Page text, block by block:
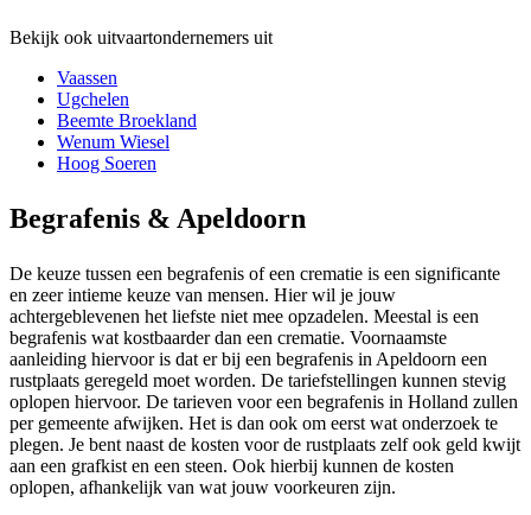
Bekijk ook uitvaartondernemers uit
Vaassen
Ugchelen
Beemte Broekland
Wenum Wiesel
Hoog Soeren
Begrafenis & Apeldoorn
De keuze tussen een begrafenis of een crematie is een significante
en zeer intieme keuze van mensen. Hier wil je jouw
achtergeblevenen het liefste niet mee opzadelen. Meestal is een
begrafenis wat kostbaarder dan een crematie. Voornaamste
aanleiding hiervoor is dat er bij een begrafenis in Apeldoorn een
rustplaats geregeld moet worden. De tariefstellingen kunnen stevig
oplopen hiervoor. De tarieven voor een begrafenis in Holland zullen
per gemeente afwijken. Het is dan ook om eerst wat onderzoek te
plegen. Je bent naast de kosten voor de rustplaats zelf ook geld kwijt
aan een grafkist en een steen. Ook hierbij kunnen de kosten
oplopen, afhankelijk van wat jouw voorkeuren zijn.